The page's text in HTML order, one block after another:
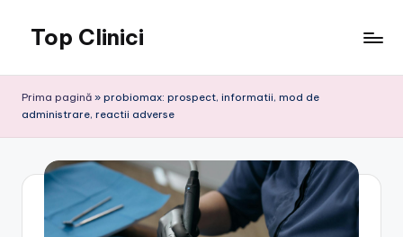
content
Top Clinici
Prima pagină » probiomax: prospect, informatii, mod de
administrare, reactii adverse